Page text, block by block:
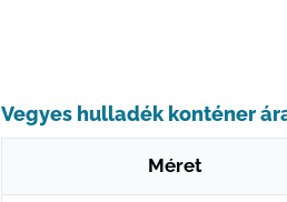
Vegyes hulladék konténer
Méret